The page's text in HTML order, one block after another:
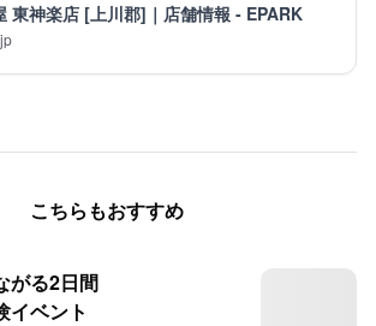
東神楽店 [上川郡]｜店舗情報 - EPARK
こちらもおすすめ
がる2日間
イベント